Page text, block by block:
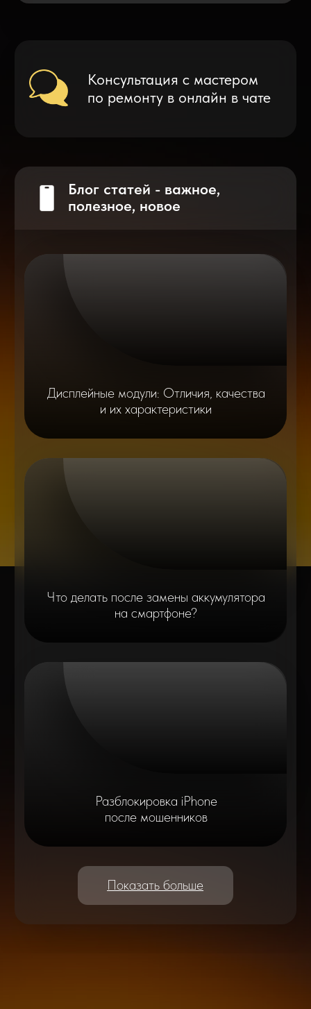
Разблокировка iPhone
Что делать после замены аккумулятора
на смартфоне?